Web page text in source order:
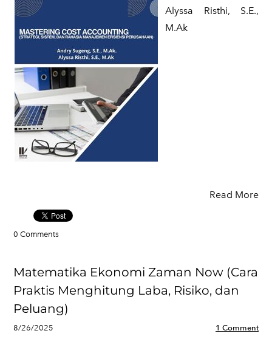
Alyssa Risthi, S.E.,
M.Ak
Read More
0 Comments
Matematika Ekonomi Zaman Now (Cara
Praktis Menghitung Laba, Risiko, dan
Peluang)
8/26/2025 1 Comment